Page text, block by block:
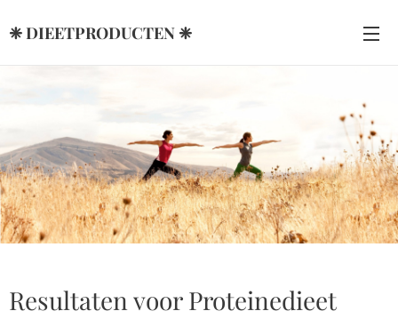
❈ DIEETPRODUCTEN ❈
Resultaten voor Proteinedieet